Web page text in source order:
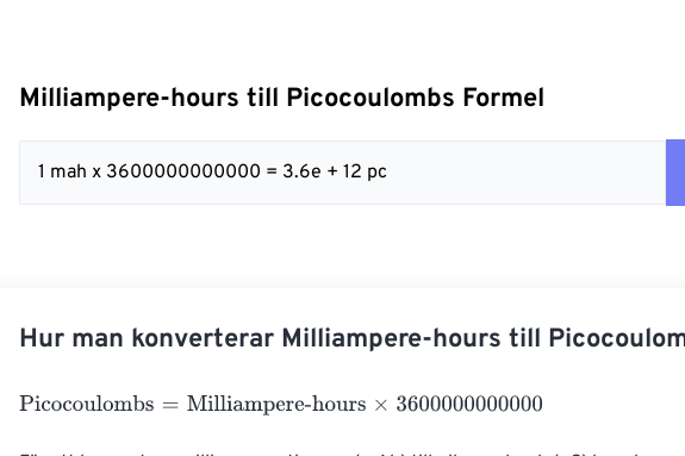
Milliampere-hours till Picocoulombs Formel
1 mah x 3600000000000 = 3.6e + 12 pc
Hur man konverterar Milliampere-hours till
Picocoulombs=Milliampere-hours×3600000000000